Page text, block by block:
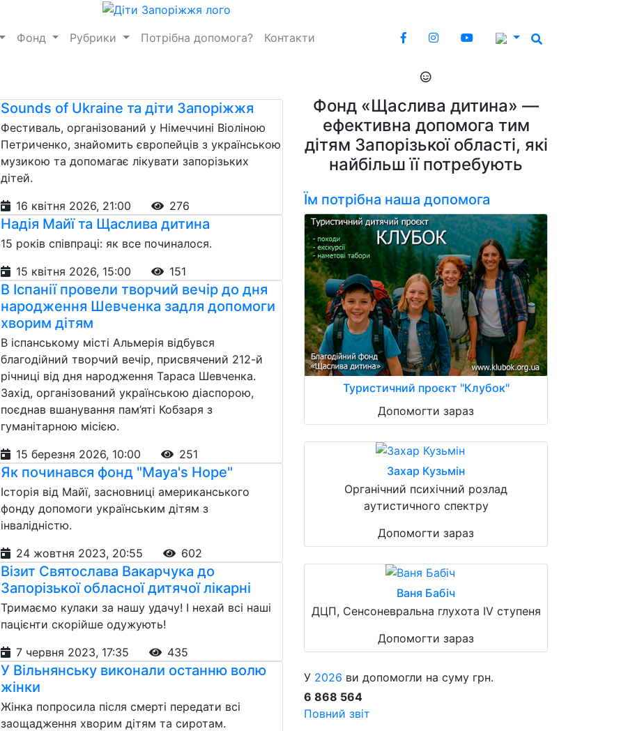
Фонд Рубрики Потрібна допомога? Контакти
Sounds of Ukraine та діти Запоріжжя
Фестиваль, організований у Німеччині Віоліною
Петриченко, знайомить європейців з українською
музикою та допомагає лікувати запорізьких
дітей.
16 квітня 2026, 21:00
276
Надія Майї та Щаслива дитина
15 років співпраці: як все починалося.
15 квітня 2026, 15:00
151
В Іспанії провели творчий вечір до дня
народження Шевченка задля допомоги
хворим дітям
В іспанському місті Альмерія відбувся
благодійний творчий вечір, присвячений 212-й
річниці від дня народження Тараса Шевченка.
Захід, організований українською діаспорою,
поєднав вшанування пам’яті Кобзаря з
гуманітарною місією.
15 березня 2026, 10:00
251
Як починався фонд "Maya's Hope"
Історія від Майї, засновниці американського
фонду допомоги українським дітям з
інвалідністю.
24 жовтня 2023, 20:55
602
Візит Святослава Вакарчука до
Запорізької обласної дитячої лікарні
Тримаємо кулаки за нашу удачу! І нехай всі наші
пацієнти скорійше одужують!
7 червня 2023, 17:35
435
У Вільнянську виконали останню волю
жінки
Жінка попросила після смерті передати всі
заощадження хворим дітям та сиротам.
Фонд «Щаслива дитина» —
ефективна допомога тим
дітям Запорізької області, які
найбільш її потребують
Їм потрібна наша допомога
Туристичний проєкт "Клубок"
Допомогти зараз
Захар Кузьмін
Органічний психічний розлад
аутистичного спектру
Допомогти зараз
Ваня Бабіч
ДЦП, Сенсоневральна глухота IV ступеня
Допомогти зараз
У 2026 ви допомогли на суму грн.
6 868 564
Повний звіт